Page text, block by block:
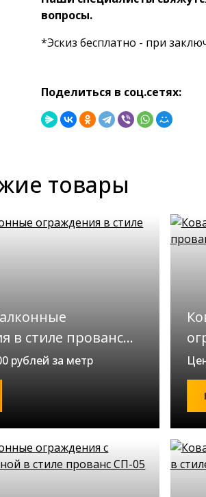
вопросы.
*Эскиз бесплатно - при
Поделиться в соц.сетях:
товары
в стиле прованс
рублей за метр